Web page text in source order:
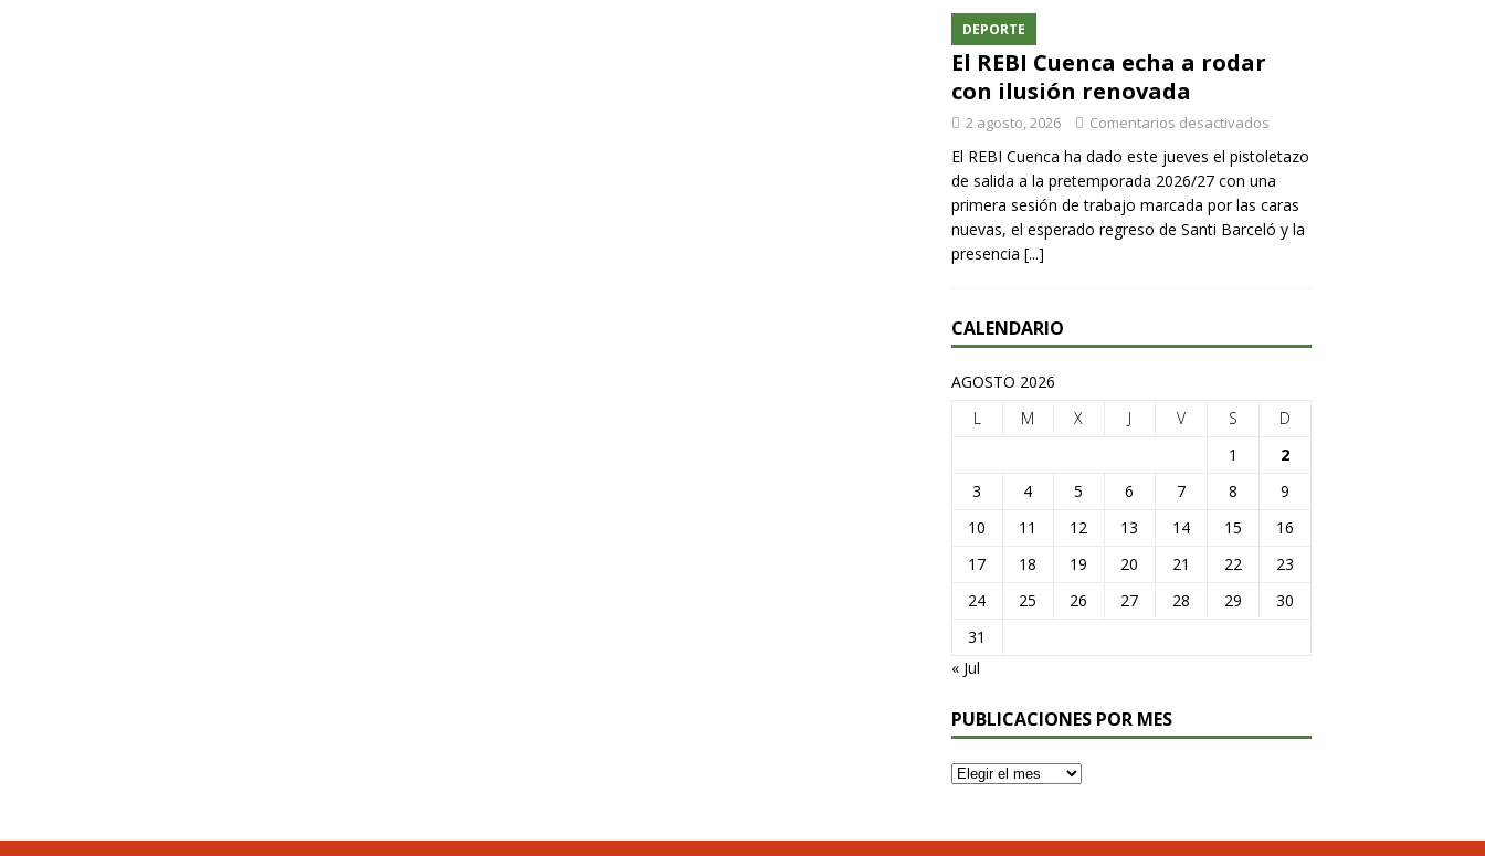
DEPORTE
El REBI Cuenca echa a rodar
con ilusión renovada
2 agosto, 2026 Comentarios desactivados
El REBI Cuenca ha dado este jueves el pistoletazo
de salida a la pretemporada 2026/27 con una
primera sesión de trabajo marcada por las caras
nuevas, el esperado regreso de Santi Barceló y la
presencia [...]
CALENDARIO
AGOSTO 2026
L
M X J V S
D
1
2
3
4 5 6 7 8
9
10
11 12 13 14 15
16
17
18 19 20 21 22
23
24
25 26 27 28 29
30
31
« Jul
PUBLICACIONES POR MES